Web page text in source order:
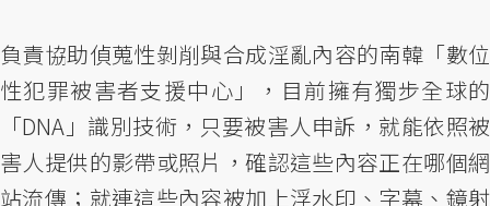
負責協助偵蒐性剝削與合成淫亂內容的南韓「數位
性犯罪被害者支援中心」，目前擁有獨步全球的
「DNA」識別技術，只要被害人申訴，就能依照被
害人提供的影帶或照片，確認這些內容正在哪個網
站流傳；就連這些內容被加上浮水印、字幕、鏡射